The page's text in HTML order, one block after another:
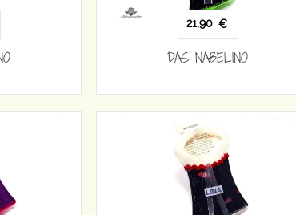
21,90 €
DAS NABELINO